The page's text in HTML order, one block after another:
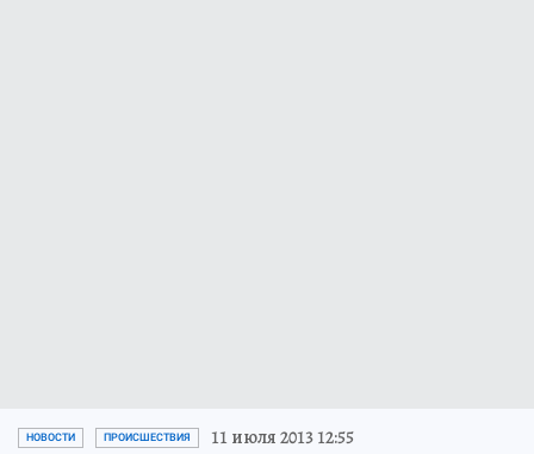
НОВОСТИ ПРОИСШЕСТВИЯ 11 июля 2013 12:55